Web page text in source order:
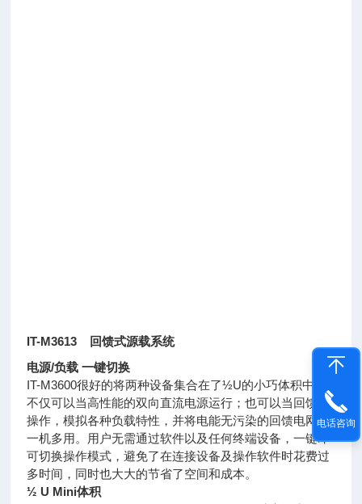
IT-M3613 回馈式源载系统
电源/负载 一键切换
IT-M3600很好的将两种设备集合在了½U的小巧体积中，
不仅可以当高性能的双向直流电源运行；也可以当回馈载
操作，模拟各种负载特性，并将电能无污染的回馈电网，
一机多用。用户无需通过软件以及任何终端设备，一键即
可切换操作模式，避免了在连接设备及操作软件时花费过
多时间，同时也大大的节省了空间和成本。
½ U Mini体积
电话咨询